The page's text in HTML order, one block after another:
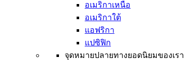
อเมริกาเหนือ
อเมริกาใต้
แอฟริกา
แปซิฟิก
จุดหมายปลายทางยอดนิยมของเรา